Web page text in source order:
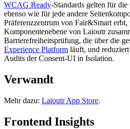
WCAG Ready-Standards gelten für
ebenso wie für jede andere
Präferenzzentrum von Fair&Smart erbt,
Komponentenebene von Laioutr
Barrierefreiheitsprüfung, die über die
Experience Platform läuft, und
Audits der Consent-UI in Isolation.
Verwandt
Mehr dazu: Laioutr App Store.
Frontend Insights